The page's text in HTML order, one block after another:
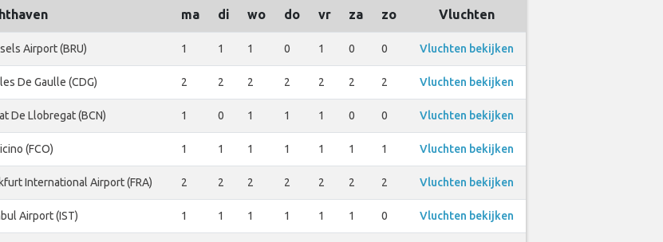
ma di wo do vr za zo Vluchten
Airport (BRU) 1 1 1 0 1 0 0 Vluchten bekijken
De Gaulle (CDG) 2 2 2 2 2 2 2 Vluchten bekijken
De Llobregat (BCN) 1 0 1 1 1 0 0 Vluchten bekijken
(FCO) 1 1 1 1 1 1 1 Vluchten bekijken
International Airport (FRA) 2 2 2 2 2 2 2 Vluchten bekijken
Airport (IST) 1 1 1 1 1 1 0 Vluchten bekijken